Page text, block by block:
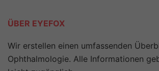
ÜBER EYEFOX
Wir erstellen einen umfassenden
Ophthalmologie. Alle Informationen